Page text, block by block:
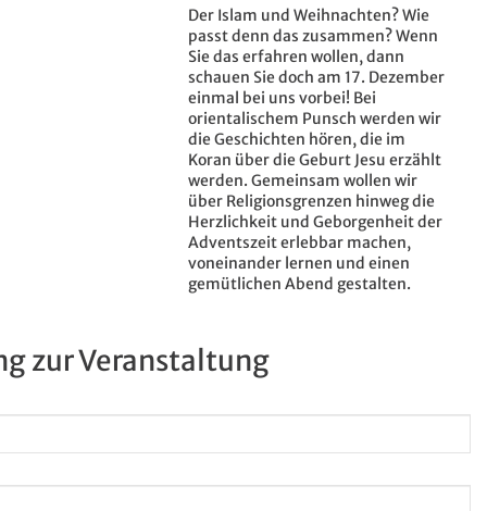
Der Islam und Weihnachten? Wie
passt denn das zusammen? Wenn
Sie das erfahren wollen, dann
schauen Sie doch am 17. Dezember
einmal bei uns vorbei! Bei
orientalischem Punsch werden wir
die Geschichten hören, die im
Koran über die Geburt Jesu erzählt
werden. Gemeinsam wollen wir
über Religionsgrenzen hinweg die
Herzlichkeit und Geborgenheit der
Adventszeit erlebbar machen,
voneinander lernen und einen
gemütlichen Abend gestalten.
zur Veranstaltung